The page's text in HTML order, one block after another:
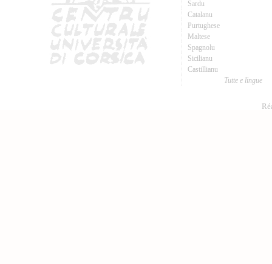
Sardu
Catalanu
Purtughese
Maltese
Spagnolu
Sicilianu
Castillianu
Tutte e lingue